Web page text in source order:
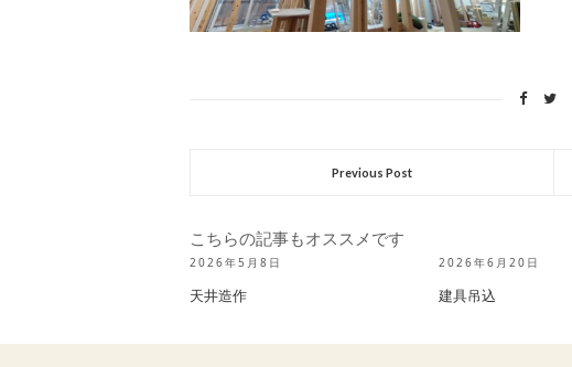
Previous Post
こちらの記事もオススメです
2026年5月8日
天井造作
2026年6月20日
建具吊込